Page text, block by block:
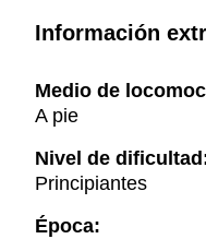
Información
Medio de
A pie
Nivel de
Principiantes
Época: